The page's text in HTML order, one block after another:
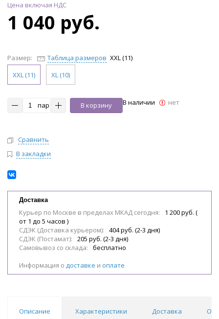
Цена включая НДС
1 040 руб.
Размер: Таблица размеров XXL (11)
XXL (11)
XL (10)
пар В корзину В наличии нет
Сравнить
В закладки
Доставка
Курьер по Москве в пределах МКАД сегодня:
1 200 руб. (
от 1 до 5 часов )
СДЭК (Доставка курьером):
404 руб. (2-3 дня)
СДЭК (Постамат):
205 руб. (2-3 дня)
Самовывоз со склада:
бесплатно
Информация о доставке и оплате
Описание Характеристики Доставка